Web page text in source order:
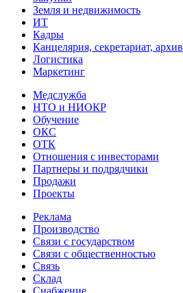
Земля и недвижимость
ИТ
Кадры
Канцелярия, секретариат, архив
Логистика
Маркетинг
Медслужба
НТО и НИОКР
Обучение
ОКС
ОТК
Отношения с инвесторами
Партнеры и подрядчики
Продажи
Проекты
Реклама
Производство
Связи с государством
Связи с общественностью
Связь
Склад
Снабжение